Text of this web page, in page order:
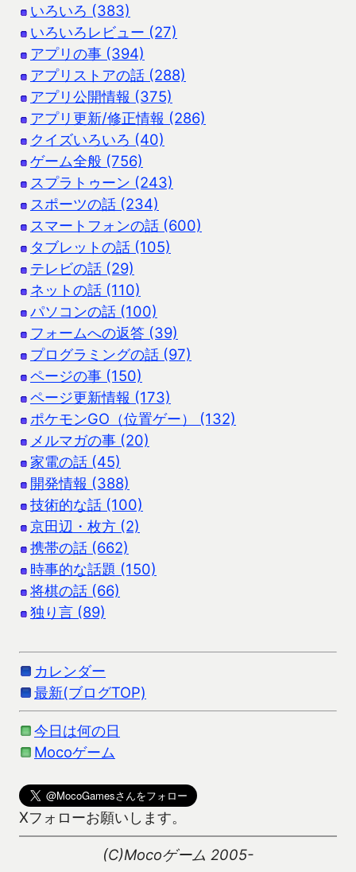
いろいろ (383)
いろいろレビュー (27)
アプリの事 (394)
アプリストアの話 (288)
アプリ公開情報 (375)
アプリ更新/修正情報 (286)
クイズいろいろ (40)
ゲーム全般 (756)
スプラトゥーン (243)
スポーツの話 (234)
スマートフォンの話 (600)
タブレットの話 (105)
テレビの話 (29)
ネットの話 (110)
パソコンの話 (100)
フォームへの返答 (39)
プログラミングの話 (97)
ページの事 (150)
ページ更新情報 (173)
ポケモンGO（位置ゲー） (132)
メルマガの事 (20)
家電の話 (45)
開発情報 (388)
技術的な話 (100)
京田辺・枚方 (2)
携帯の話 (662)
時事的な話題 (150)
将棋の話 (66)
独り言 (89)
カレンダー
最新(ブログTOP)
今日は何の日
Mocoゲーム
Xフォローお願いします。
(C)Mocoゲーム 2005-